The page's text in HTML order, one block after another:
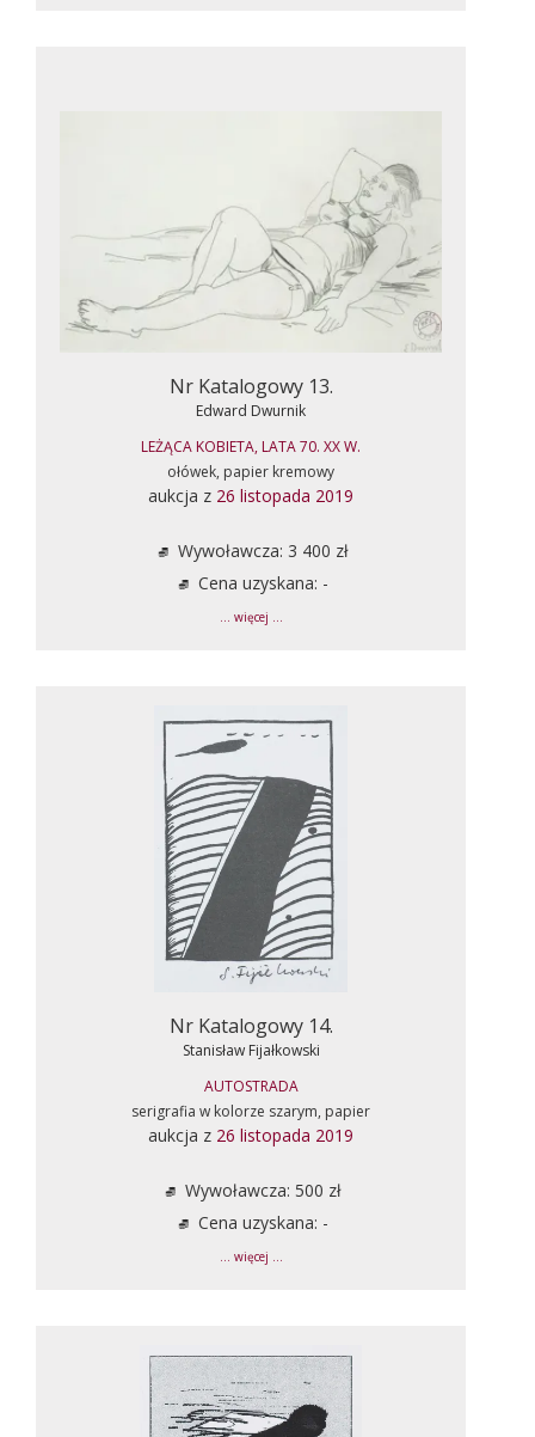
Nr Katalogowy 13.
Edward Dwurnik
LEŻĄCA KOBIETA, LATA 70. XX W.
ołówek, papier kremowy
aukcja z 26 listopada 2019
Wywoławcza: 3 400 zł
Cena uzyskana: -
... więcej ...
Nr Katalogowy 14.
Stanisław Fijałkowski
AUTOSTRADA
serigrafia w kolorze szarym, papier
aukcja z 26 listopada 2019
Wywoławcza: 500 zł
Cena uzyskana: -
... więcej ...